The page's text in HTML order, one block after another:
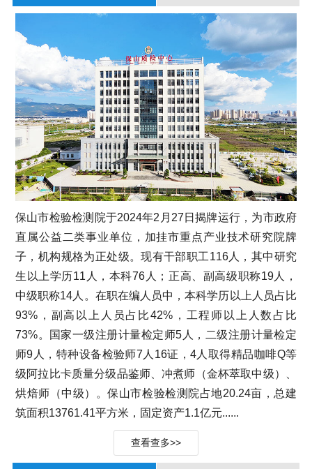
保山市检验检测院于2024年2月27日揭牌运行，为市政府
直属公益二类事业单位，加挂市重点产业技术研究院牌
子，机构规格为正处级。现有干部职工116人，其中研究
生以上学历11人，本科76人；正高、副高级职称19人，
中级职称14人。在职在编人员中，本科学历以上人员占比
93%，副高以上人员占比42%，工程师以上人数占比
73%。国家一级注册计量检定师5人，二级注册计量检定
师9人，特种设备检验师7人16证，4人取得精品咖啡Q等
级阿拉比卡质量分级品鉴师、冲煮师（金杯萃取中级）、
烘焙师（中级）。保山市检验检测院占地20.24亩，总建
筑面积13761.41平方米，固定资产1.1亿元......
查看查多>>